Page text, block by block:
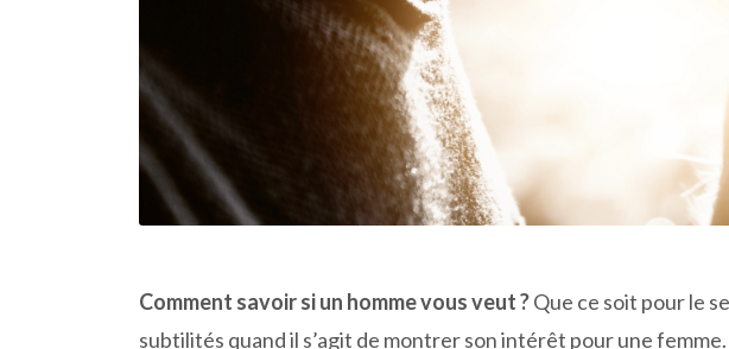
Comment savoir si un homme vous veut ?Que ce soit pour le
subtilités quand il s’agit de montrer son intérêt pour une